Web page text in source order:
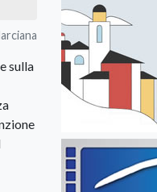
sulla